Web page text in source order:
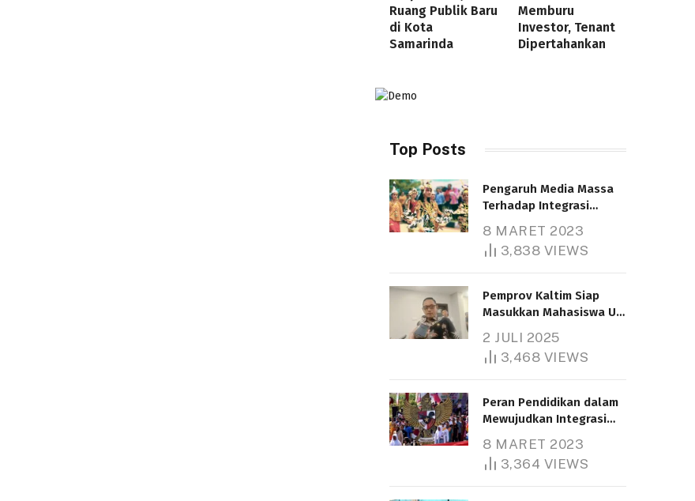
Ruang Publik Baru
di Kota
Samarinda
Memburu
Investor, Tenant
Dipertahankan
Top Posts
Pengaruh Media Massa
Terhadap Integrasi
8 MARET 2023
3,838 VIEWS
Pemprov Kaltim Siap
Masukkan Mahasiswa UT
Bantuan Pendidikan
Gratispol
2 JULI 2025
3,468 VIEWS
Peran Pendidikan dalam
Mewujudkan Integrasi
8 MARET 2023
3,364 VIEWS